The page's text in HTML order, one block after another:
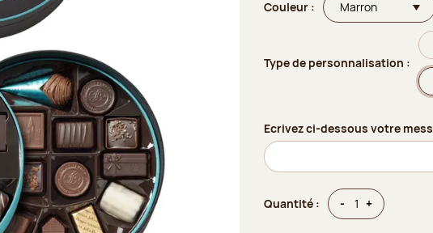
Couleur :
Type de personnalisation :
Ecrivez ci-dessous votre
Quantité : - Quantité
+Quantité